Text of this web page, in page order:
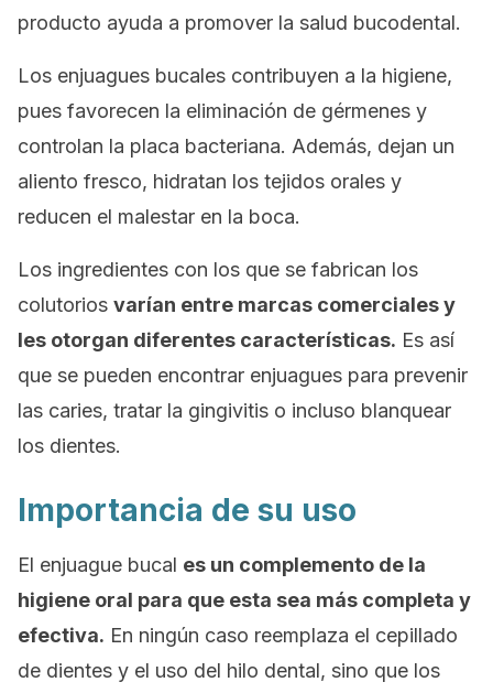
producto ayuda a promover la salud bucodental.
Los enjuagues bucales contribuyen a la higiene,
pues favorecen la eliminación de gérmenes y
controlan la placa bacteriana. Además, dejan un
aliento fresco, hidratan los tejidos orales y
reducen el malestar en la boca.
Los ingredientes con los que se fabrican los
colutorios varían entre marcas comerciales y
les otorgan diferentes características. Es así
que se pueden encontrar enjuagues para prevenir
las caries, tratar la gingivitis o incluso blanquear
los dientes.
Importancia de su uso
El enjuague bucal es un complemento de la
higiene oral para que esta sea más completa y
efectiva. En ningún caso reemplaza el cepillado
de dientes y el uso del hilo dental, sino que los